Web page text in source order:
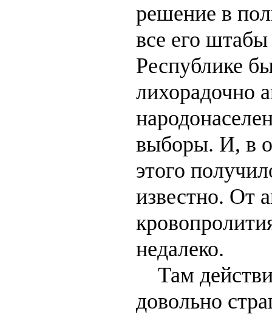
решение в
все его
Республике
лихорадочно
выборы. И, в
этого
известно. От
недалеко.
Там
довольно